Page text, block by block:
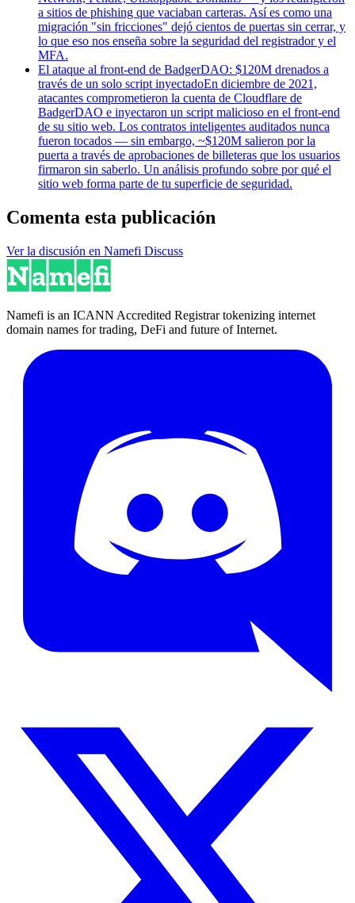
a sitios de phishing que vaciaban carteras. Así es como una
migración "sin fricciones" dejó cientos de puertas sin cerrar, y
lo que eso nos enseña sobre la seguridad del registrador y el
MFA.
El ataque al front-end de BadgerDAO: $120M drenados a
través de un solo script inyectadoEn diciembre de 2021,
atacantes comprometieron la cuenta de Cloudflare de
BadgerDAO e inyectaron un script malicioso en el front-end
de su sitio web. Los contratos inteligentes auditados nunca
fueron tocados — sin embargo, ~$120M salieron por la
puerta a través de aprobaciones de billeteras que los usuarios
firmaron sin saberlo. Un análisis profundo sobre por qué el
sitio web forma parte de tu superficie de seguridad.
Comenta esta publicación
Ver la discusión en Namefi Discuss
Namefi is an ICANN Accredited Registrar tokenizing internet
domain names for trading, DeFi and future of Internet.